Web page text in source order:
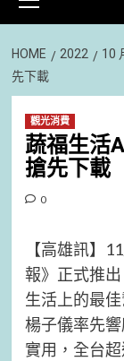
Menu
HOME 2022 10
先下載
觀光消費
蔬福生活
搶先下載
0
【高雄訊】
報》正式推
生活上的最
楊子儀率先
實用，全台